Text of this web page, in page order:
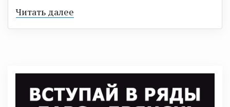
Читать далее